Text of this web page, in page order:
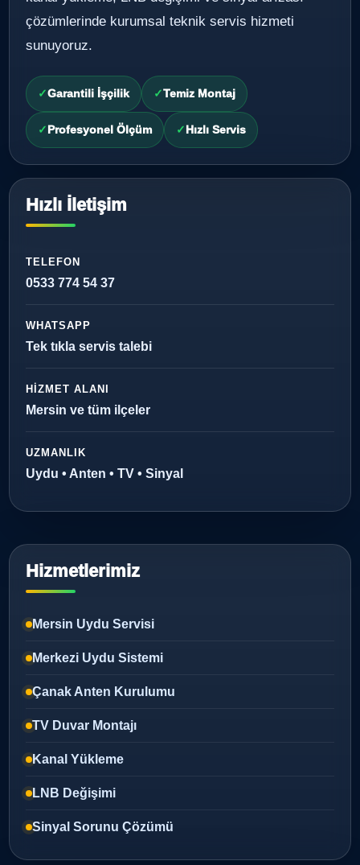
çözümlerinde kurumsal teknik servis hizmeti
sunuyoruz.
Garantili İşçilik Temiz Montaj
Profesyonel Ölçüm Hızlı Servis
Hızlı İletişim
TELEFON
0533 774 54 37
WHATSAPP
Tek tıkla servis talebi
HIZMET ALANI
Mersin ve tüm ilçeler
UZMANLIK
Uydu • Anten • TV • Sinyal
Hizmetlerimiz
Mersin Uydu Servisi
Merkezi Uydu Sistemi
Çanak Anten Kurulumu
TV Duvar Montajı
Kanal Yükleme
LNB Değişimi
Sinyal Sorunu Çözümü